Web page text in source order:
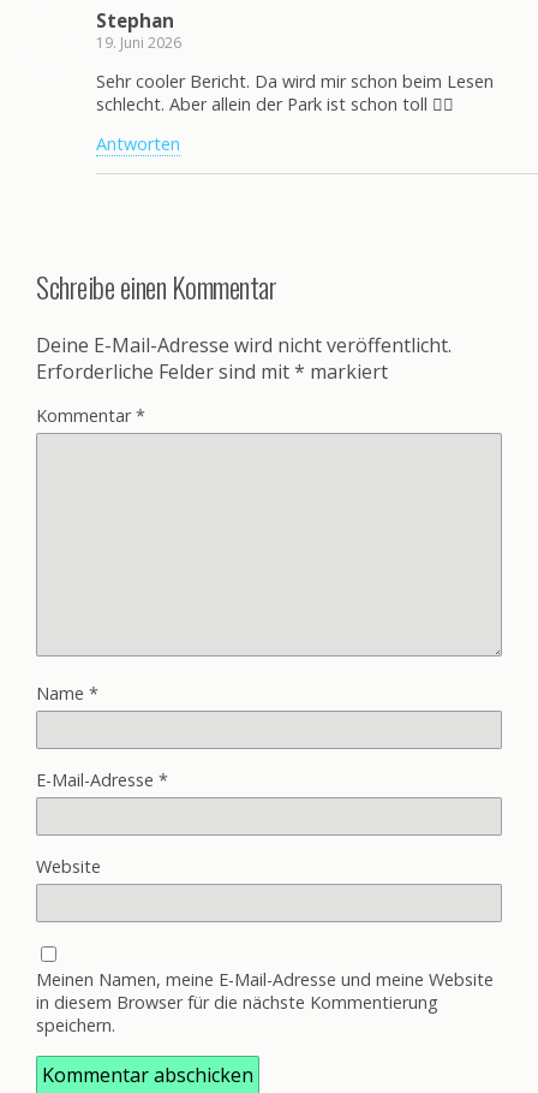
Stephan
19. Juni 2026
Sehr cooler Bericht. Da wird mir schon beim Lesen
schlecht. Aber allein der Park ist schon toll 👍🏻
Antworten
Schreibe einen Kommentar
Deine E-Mail-Adresse wird nicht veröffentlicht.
Erforderliche Felder sind mit* markiert
Kommentar*
Name *
E-Mail-Adresse *
Website
Meinen Namen, meine E-Mail-Adresse und meine Website
in diesem Browser für die nächste Kommentierung
speichern.